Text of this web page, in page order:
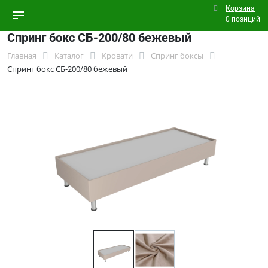
Корзина
0 позиций
Спринг бокс СБ-200/80 бежевый
Главная Каталог Кровати
Спринг боксы
Спринг бокс СБ-200/80 бежевый